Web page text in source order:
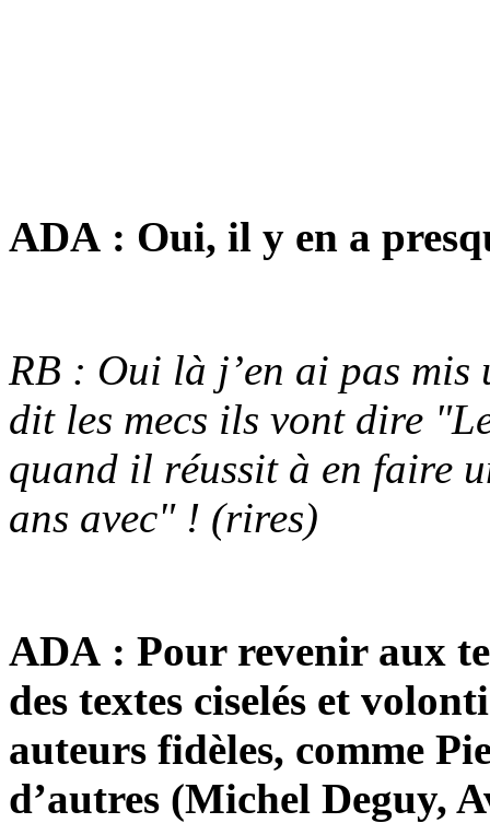
ADA : Oui, il y en a
RB : Oui là j’en ai pas mis
dit les mecs ils vont dire
quand il réussit à en faire
ans avec" ! (rires)
ADA : Pour revenir aux
des textes ciselés et
auteurs fidèles, comme
d’autres (Michel Deguy,